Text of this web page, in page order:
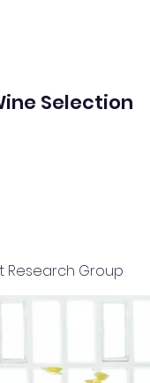
Selection
Research Group